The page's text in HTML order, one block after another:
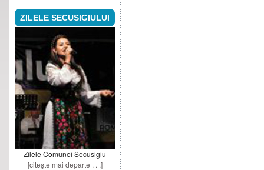
ZILELE SECUSIGIULUI
Zilele Comunei Secusigiu
[citeşte mai departe . . .]